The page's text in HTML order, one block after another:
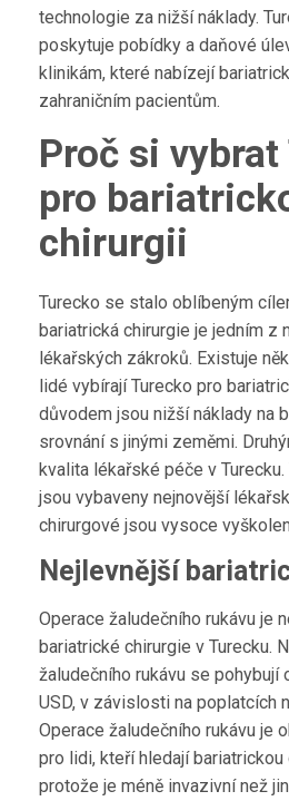
technologie za nižší náklady.
poskytuje pobídky a daňové
klinikám, které nabízejí
zahraničním pacientům.
Proč si
pro
chirurgii
Turecko se stalo oblíbeným
bariatrická chirurgie je jedním z
lékařských zákroků. Existuje
lidé vybírají Turecko pro
důvodem jsou nižší náklady na
srovnání s jinými zeměmi.
kvalita lékařské péče v
jsou vybaveny nejnovější
chirurgové jsou vysoce
Nejlevnější
Operace žaludečního rukávu je
bariatrické chirurgie v Turecku.
žaludečního rukávu se pohybují
USD, v závislosti na poplatcích
Operace žaludečního rukávu je
pro lidi, kteří hledají bariatrickou
protože je méně invazivní než